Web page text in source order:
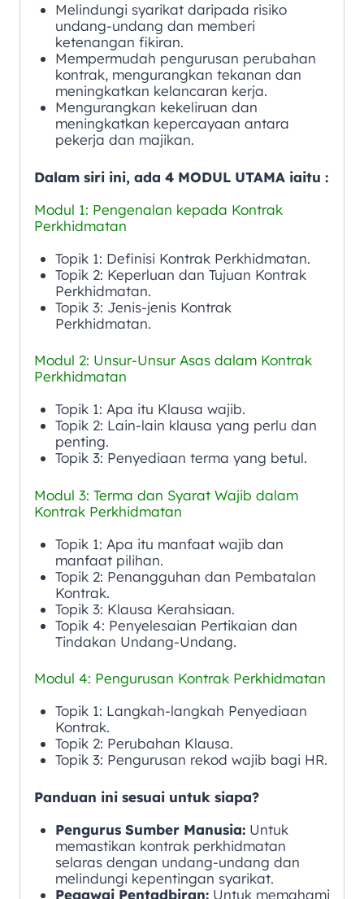
Melindungi syarikat daripada risiko
undang-undang dan memberi
ketenangan fikiran.
Mempermudah pengurusan perubahan
kontrak, mengurangkan tekanan dan
meningkatkan kelancaran kerja.
Mengurangkan kekeliruan dan
meningkatkan kepercayaan antara
pekerja dan majikan.
Dalam siri ini, ada 4 MODUL UTAMA iaitu :
Modul 1: Pengenalan kepada Kontrak
Perkhidmatan
Topik 1: Definisi Kontrak Perkhidmatan.
Topik 2: Keperluan dan Tujuan Kontrak
Perkhidmatan.
Topik 3: Jenis-jenis Kontrak
Perkhidmatan.
Modul 2: Unsur-Unsur Asas dalam Kontrak
Perkhidmatan
Topik 1: Apa itu Klausa wajib.
Topik 2: Lain-lain klausa yang perlu dan
penting.
Topik 3: Penyediaan terma yang betul.
Modul 3: Terma dan Syarat Wajib dalam
Kontrak Perkhidmatan
Topik 1: Apa itu manfaat wajib dan
manfaat pilihan.
Topik 2: Penangguhan dan Pembatalan
Kontrak.
Topik 3: Klausa Kerahsiaan.
Topik 4: Penyelesaian Pertikaian dan
Tindakan Undang-Undang.
Modul 4: Pengurusan Kontrak Perkhidmatan
Topik 1: Langkah-langkah Penyediaan
Kontrak.
Topik 2: Perubahan Klausa.
Topik 3: Pengurusan rekod wajib bagi HR.
Panduan ini sesuai untuk siapa?
Pengurus Sumber Manusia:Untuk
memastikan kontrak perkhidmatan
selaras dengan undang-undang dan
melindungi kepentingan syarikat.
Pegawai Pentadbiran:Untuk memahami